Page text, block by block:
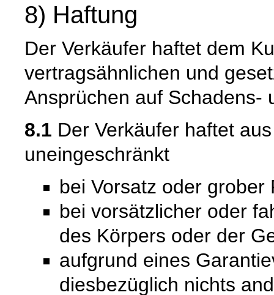
8) Haftung
Der Verkäufer haftet dem
vertragsähnlichen und
Ansprüchen auf Schadens-
8.1 Der Verkäufer haftet
uneingeschränkt
bei Vorsatz oder grober
bei vorsätzlicher oder
des Körpers oder der
aufgrund eines
diesbezüglich nichts